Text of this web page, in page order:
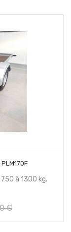
PLM170F
à 1300 kg.
€